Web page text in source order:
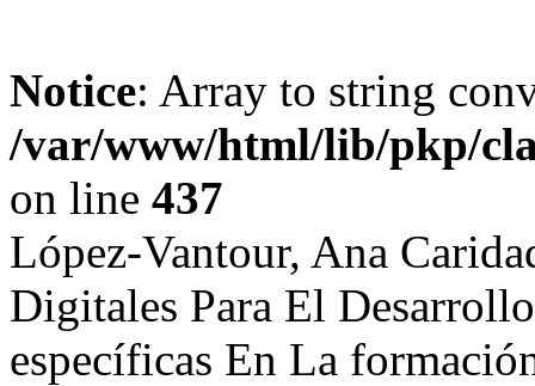
Notice: Array to string
/var/www/html/lib/pkp/
on line 437
López-Vantour, Ana
Digitales Para El
específicas En La